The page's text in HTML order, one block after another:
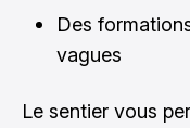
Des
vagues
Le sentier vous